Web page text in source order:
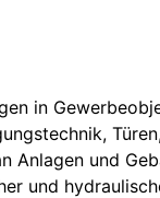
in
und
und